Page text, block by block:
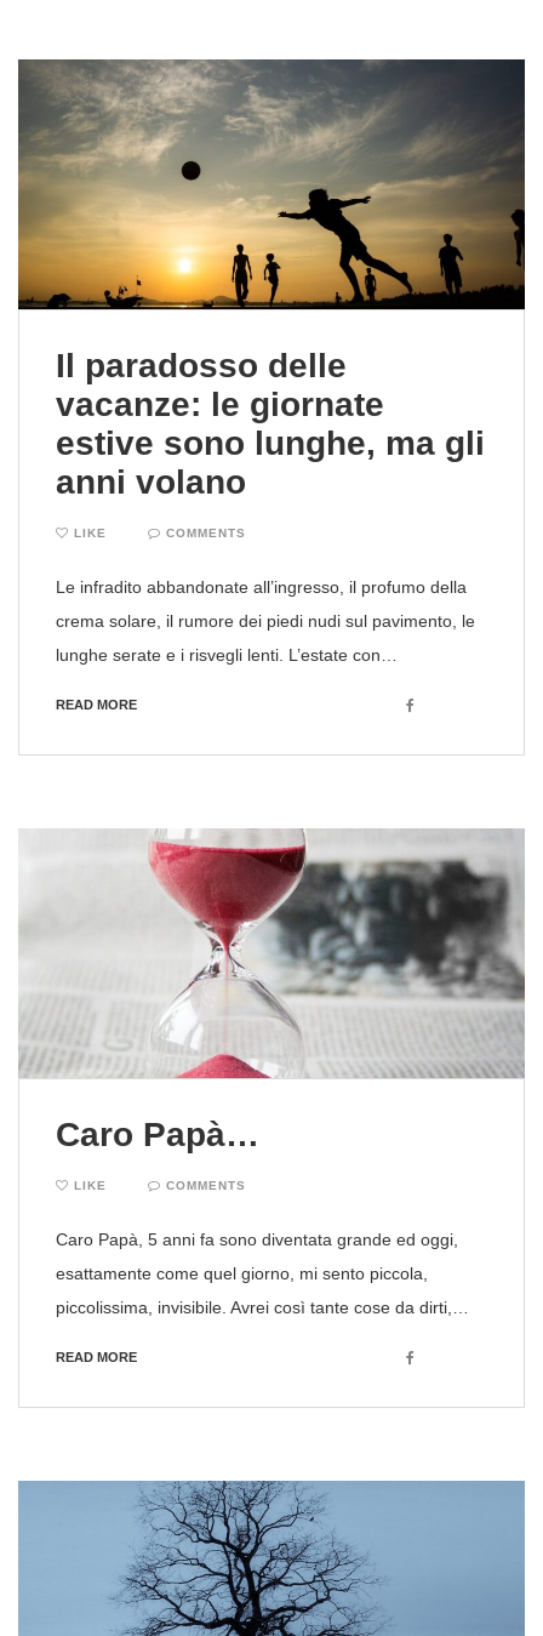
Il paradosso delle
vacanze: le giornate
estive sono lunghe, ma gli
anni volano
LIKE COMMENTS
Le infradito abbandonate all’ingresso, il profumo della
crema solare, il rumore dei piedi nudi sul pavimento, le
lunghe serate e i risvegli lenti. L’estate con…
READ MORE Facebook
Caro Papà…
LIKE COMMENTS
Caro Papà, 5 anni fa sono diventata grande ed oggi,
esattamente come quel giorno, mi sento piccola,
piccolissima, invisibile. Avrei così tante cose da dirti,…
READ MORE Facebook